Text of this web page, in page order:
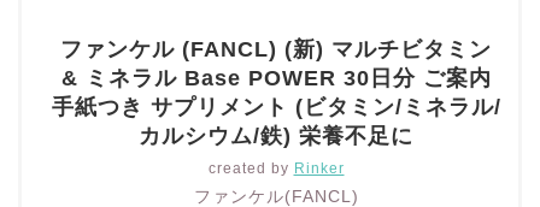
ファンケル (FANCL) (新) マルチビタミン
& ミネラル Base POWER 30日分 ご案内
手紙つき サプリメント (ビタミン/ミネラル/
カルシウム/鉄) 栄養不足に
created by Rinker
ファンケル(FANCL)